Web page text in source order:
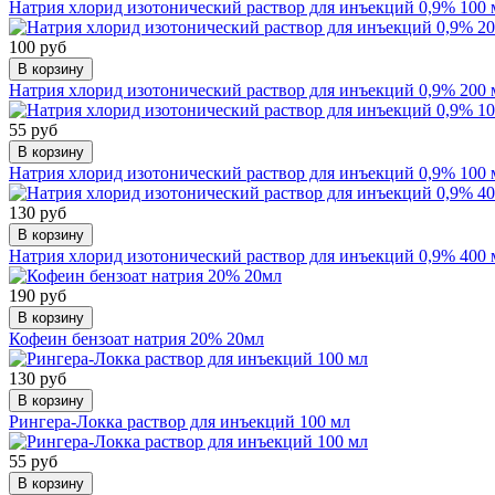
Натрия хлорид изотонический раствор для инъекций 0,9% 100
100 руб
В корзину
Натрия хлорид изотонический раствор для инъекций 0,9% 200
55 руб
В корзину
Натрия хлорид изотонический раствор для инъекций 0,9% 100
130 руб
В корзину
Натрия хлорид изотонический раствор для инъекций 0,9% 400
190 руб
В корзину
Кофеин бензоат натрия 20% 20мл
130 руб
В корзину
Рингера-Локка раствор для инъекций 100 мл
55 руб
В корзину